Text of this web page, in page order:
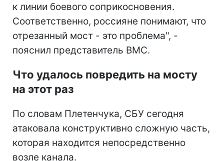
к линии боевого соприкосновения.
Соответственно, россияне понимают, что
отрезанный мост - это проблема", -
пояснил представитель ВМС.
Что удалось повредить на мосту
на этот раз
По словам Плетенчука, СБУ сегодня
атаковала конструктивно сложную часть,
которая находится непосредственно
возле канала.